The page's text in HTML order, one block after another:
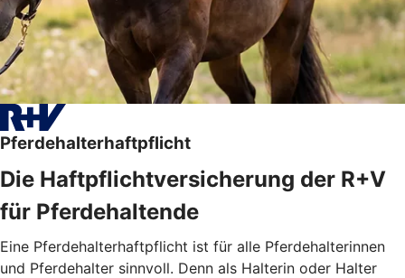
Pferdehalterhaftpflicht
Die Haftpflichtversicherung der R+V
für Pferdehaltende
Eine Pferdehalterhaftpflicht ist für alle Pferdehalterinnen
und Pferdehalter sinnvoll. Denn als Halterin oder Halter